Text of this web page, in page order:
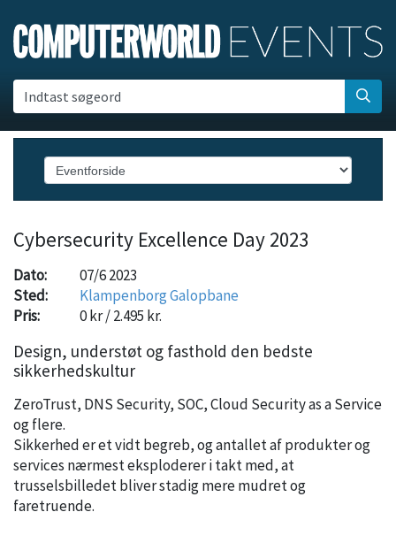
Indtast søgeord
Cybersecurity Excellence Day 2023
Dato:
07/6 2023
Sted:
Klampenborg Galopbane
Pris:
0 kr / 2.495 kr.
Design, understøt og fasthold den bedste
sikkerhedskultur
ZeroTrust, DNS Security, SOC, Cloud Security as a Service
og flere.
Sikkerhed er et vidt begreb, og antallet af produkter og
services nærmest eksploderer i takt med, at
trusselsbilledet bliver stadig mere mudret og
faretruende.